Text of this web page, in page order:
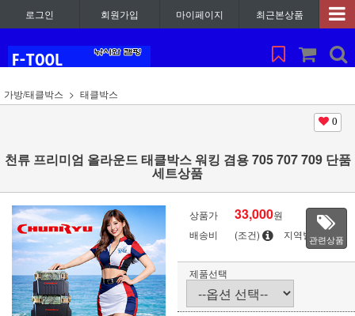
로그인 회원가입 마이페이지 최근본상품
가방/태클박스 태클박스
0
천류 프리미엄 올라운드 태클박스 워킹 겸용 705 707 709 단품
세트상품
상품가 33,000원
배송비
(조건) 지역별관련상품
제품선택